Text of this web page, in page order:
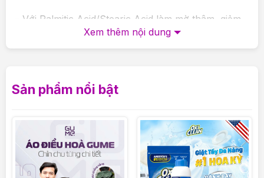
– Với Palmitic Acid/Stearic Acid làm mờ thâm, giảm
nám xạm da, tẩy các lớp tế bào chết trên da kết
hợp cùng Pentylene Glycol/Caprylyl Glycol giúp
– Phù hợp với tất cả các loại da, sử dụng hàng ngày
(cũng có thể được sử dụng thay thế kem cho da
dầu/da hỗn hợp).
Xem thêm nội dung
Sản phẩm nổi bật